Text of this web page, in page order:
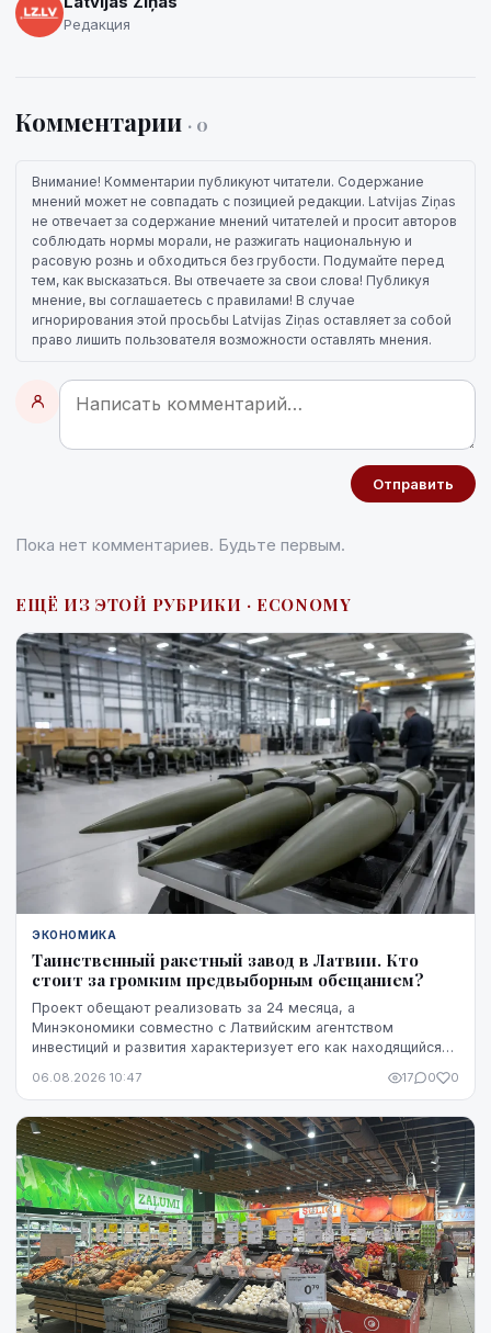
Редакция
Комментарии · 0
Внимание! Комментарии публикуют читатели. Содержание
мнений может не совпадать с позицией редакции. Latvijas Ziņas
не отвечает за содержание мнений читателей и просит авторов
соблюдать нормы морали, не разжигать национальную и
расовую рознь и обходиться без грубости. Подумайте перед
тем, как высказаться. Вы отвечаете за свои слова! Публикуя
мнение, вы соглашаетесь с правилами! В случае
игнорирования этой просьбы Latvijas Ziņas оставляет за собой
право лишить пользователя возможности оставлять мнения.
Отправить
Пока нет комментариев. Будьте первым.
ЕЩЁ ИЗ ЭТОЙ РУБРИКИ · ECONOMY
ЭКОНОМИКА
Таинственный ракетный завод в Латвии. Кто
стоит за громким предвыборным обещанием?
Проект обещают реализовать за 24 месяца, а
Минэкономики совместно с Латвийским агентством
инвестиций и развития характеризует его как находящийся
ни модель ракет, ни владелец технологий, ни
необходимого финансирования уже обеспечена и на чем
основан прогноз экспорта.
06.08.2026 10:47 17 0 0